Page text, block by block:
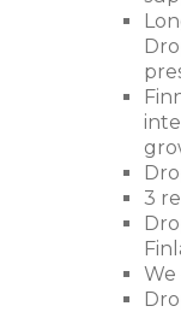
3
We